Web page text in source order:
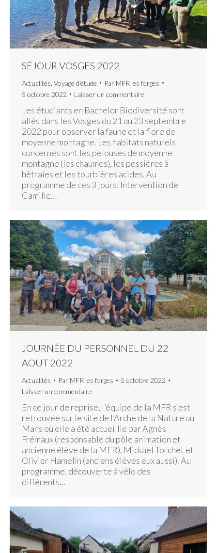
SÉJOUR VOSGES 2022
Actualités Voyage d'étude Par MFR les forges
5 octobre 2022
Laisser un commentaire
Les étudiants en Bachelor Biodiversité sont
allés dans les Vosges du 21 au 23 septembre
2022 pour observer la faune et la flore de
moyenne montagne. Les habitats naturels
concernés sont les pelouses de moyenne
montagne (les chaumes), les pessières à
hêtraies et les tourbières acides. Au
programme de ces 3 jours: Intervention de
Camille…
JOURNÉE DU PERSONNEL DU 22
AOUT 2022
Actualités Par MFR les forges
5 octobre 2022
Laisser un commentaire
En ce jour de reprise, l’équipe de la MFR s’est
retrouvée sur le site de l’Arche de la Nature au
Mans où elle a été accueillie par Agnès
Frémaux (responsable du pôle animation et
ancienne élève de la MFR), Mickaël Torchet et
Olivier Hamelin (anciens élèves eux aussi). Au
programme, découverte à vélo des
différents…